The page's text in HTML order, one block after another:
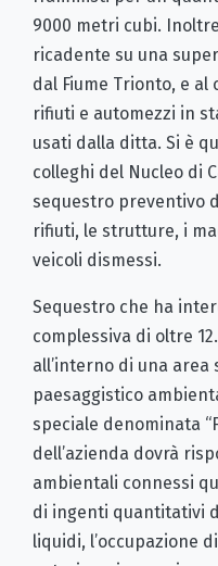
9000 metri cubi.
ricadente su una
dal Fiume Trionto, e
rifiuti e automezzi in
usati dalla ditta. Si è
colleghi del Nucleo di
sequestro preventivo
rifiuti, le strutture, i
veicoli dismessi.
Sequestro che ha
complessiva di oltre
all’interno di una
paesaggistico
speciale denominata
dell’azienda dovrà
ambientali connessi
di ingenti quantitativi
liquidi, l’occupazione